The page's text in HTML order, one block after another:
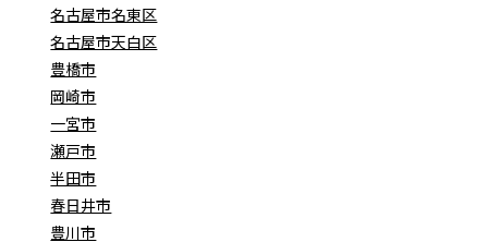
名古屋市名東区
名古屋市天白区
豊橋市
岡崎市
一宮市
瀬戸市
半田市
春日井市
豊川市